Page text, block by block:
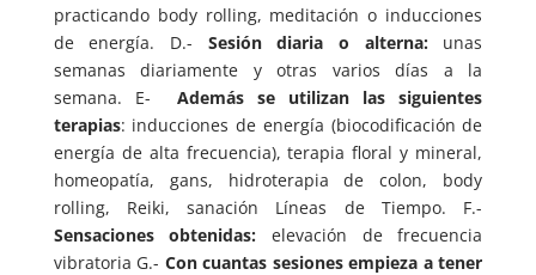
practicando body rolling, meditación o inducciones
de energía. D.- Sesión diaria o alterna:unas
semanas diariamente y otras varios días a la
semana. E- Además se utilizan las siguientes
terapias: inducciones de energía (biocodificación de
energía de alta frecuencia), terapia floral y mineral,
homeopatía, gans, hidroterapia de colon, body
rolling, Reiki, sanación Líneas de Tiempo. F.-
Sensaciones obtenidas: elevación de frecuencia
vibratoria G.- Con cuantas sesiones empieza a tener